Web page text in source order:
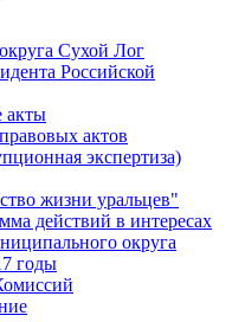
Сухой Лог
Российской
акты
актов
экспертиза)
жизни уральцев"
действий в интересах
округа
годы